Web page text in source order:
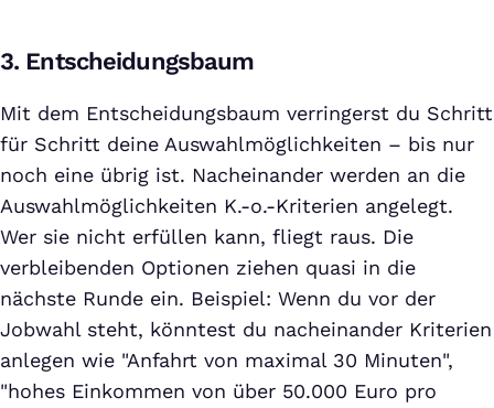
3. Entscheidungsbaum
Mit dem Entscheidungsbaum verringerst du Schritt
für Schritt deine Auswahlmöglichkeiten – bis nur
noch eine übrig ist. Nacheinander werden an die
Auswahlmöglichkeiten K.-o.-Kriterien angelegt.
Wer sie nicht erfüllen kann, fliegt raus. Die
verbleibenden Optionen ziehen quasi in die
nächste Runde ein. Beispiel: Wenn du vor der
Jobwahl steht, könntest du nacheinander Kriterien
anlegen wie "Anfahrt von maximal 30 Minuten",
"hohes Einkommen von über 50.000 Euro pro